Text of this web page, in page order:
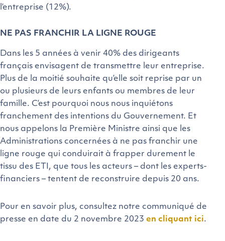
l’entreprise (12%).
NE PAS FRANCHIR LA LIGNE ROUGE
Dans les 5 années à venir 40% des dirigeants
français envisagent de transmettre leur entreprise.
Plus de la moitié souhaite qu’elle soit reprise par un
ou plusieurs de leurs enfants ou membres de leur
famille. C’est pourquoi nous nous inquiétons
franchement des intentions du Gouvernement. Et
nous appelons la Première Ministre ainsi que les
Administrations concernées à ne pas franchir une
ligne rouge qui conduirait à frapper durement le
tissu des ETI, que tous les acteurs – dont les experts-
financiers – tentent de reconstruire depuis 20 ans.
Pour en savoir plus, consultez notre communiqué de
presse en date du 2 novembre 2023 en cliquant ici.